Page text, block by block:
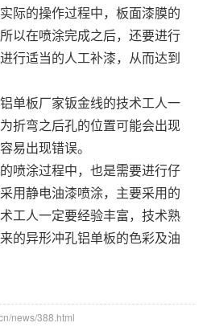
际的操作过程中，板面漆膜的
以在喷涂完成之后，还要进行
行适当的人工补漆，从而达到
单板厂家钣金线的技术工人一
折弯之后孔的位置可能会出现
易出现错误。
喷涂过程中，也是需要进行仔
用静电油漆喷涂，主要采用的
工人一定要经验丰富，技术熟
的异形冲孔铝单板的色彩及油
news/388.html